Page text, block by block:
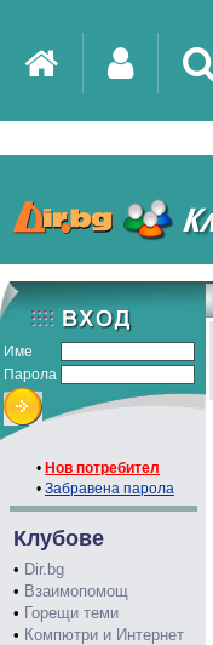
Име
Парола
• Нов потребител
• Забравена парола
Клубове
• Dir.bg
• Взаимопомощ
• Горещи теми
• Компютри и Интернет